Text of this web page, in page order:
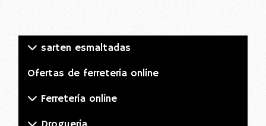
sarten esmaltadas
Ofertas de ferretería online
Ferretería online